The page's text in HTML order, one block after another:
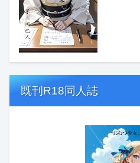
既刊R18同人誌